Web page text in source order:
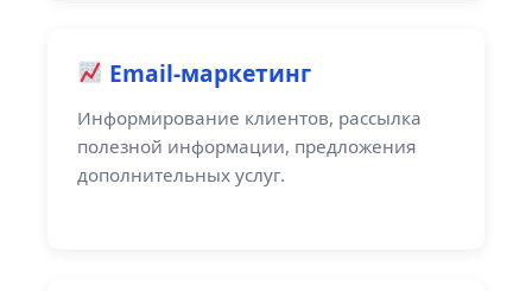
Email-маркетинг
Информирование клиентов, рассылка
полезной информации, предложения
дополнительных услуг.